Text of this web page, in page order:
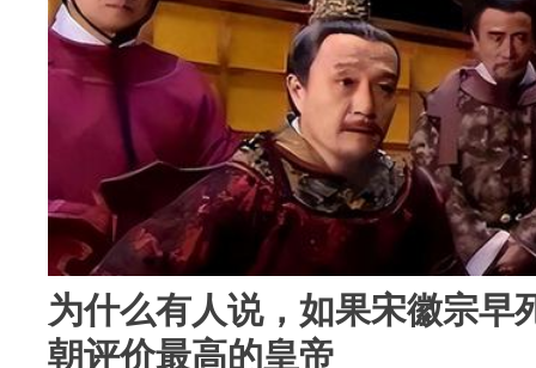
为什么有人说，如果宋徽宗早
朝评价最高的皇帝